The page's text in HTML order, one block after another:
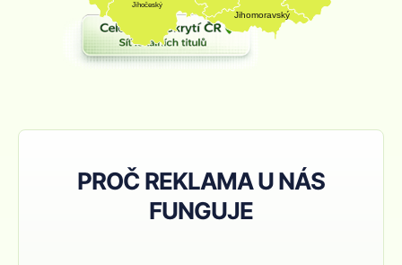
Jihomoravský
Jihočeský
PROČ REKLAMA U NÁS
FUNGUJE